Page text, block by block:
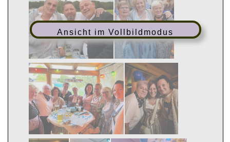
Ansicht im Vollbildmodus